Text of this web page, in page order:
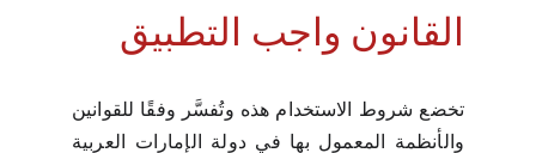
القانون واجب التطبيق
تخضع شروط الاستخدام هذه وتُفسَّر وفقًا للقوانين
والأنظمة المعمول بها في دولة الإمارات العربية